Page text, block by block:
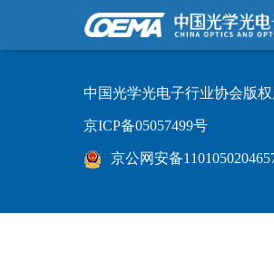
中国光学光电子行业协会版权
京ICP备05057499号
京公网安备